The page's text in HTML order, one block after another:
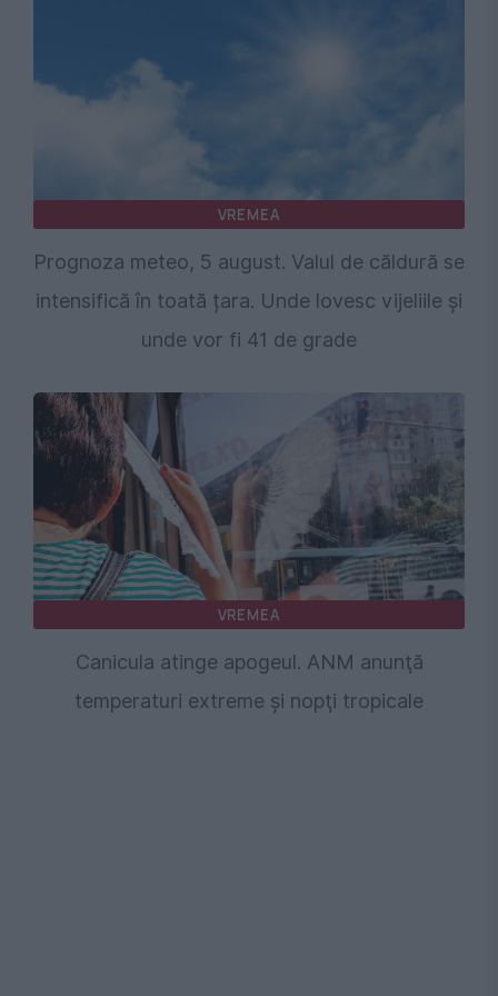
VREMEA
Prognoza meteo, 5 august. Valul de căldură se
intensifică în toată țara. Unde lovesc vijeliile și
unde vor fi 41 de grade
VREMEA
Canicula atinge apogeul. ANM anunţă
temperaturi extreme şi nopţi tropicale